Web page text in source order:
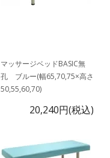
マッサージベッドBASIC無
孔 ブルー(幅65,70,75×高さ
50,55,60,70)
20,240円(税込)